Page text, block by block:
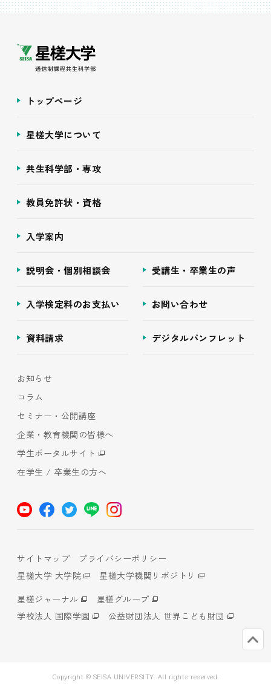
トップページ
星槎大学について
共生科学部・専攻
教員免許状・資格
入学案内
説明会・個別相談会 受講生・卒業生の声
入学検定料のお支払い お問い合わせ
資料請求 デジタルパンフレット
お知らせ
コラム
セミナー・公開講座
企業・教育機関の皆様へ
学生ポータルサイト
在学生 / 卒業生の方へ
サイトマップ
プライバシーポリシー
星槎大学 大学院
星槎大学機関リポジトリ
星槎ジャーナル
星槎グループ
学校法人 国際学園
公益財団法人 世界こども財団
Copyright © SEISA UNIVERSITY. All rights reserved.